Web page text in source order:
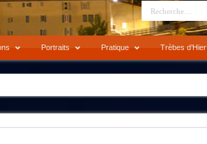
Portraits Pratique Trèbes d’Hier